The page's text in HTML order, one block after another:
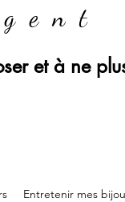
et à ne
Entretenir mes